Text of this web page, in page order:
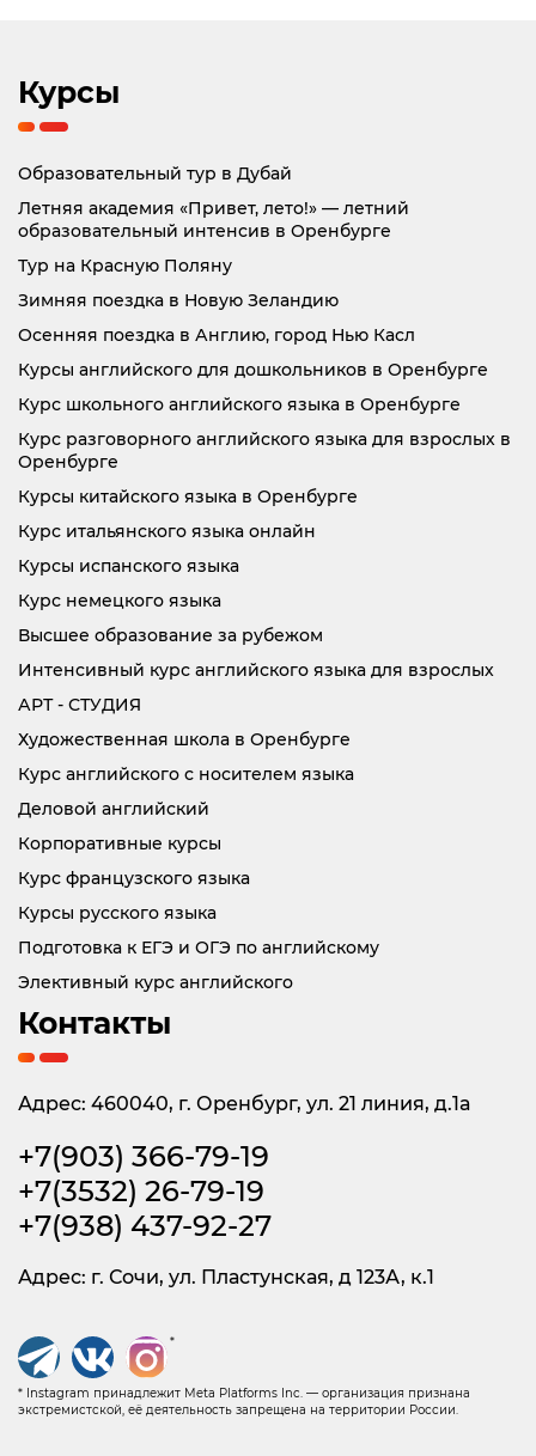
Курсы
Образовательный тур в Дубай
Летняя академия «Привет, лето!» — летний
образовательный интенсив в Оренбурге
Тур на Красную Поляну
Зимняя поездка в Новую Зеландию
Осенняя поездка в Англию, город Нью Касл
Курсы английского для дошкольников в Оренбурге
Курс школьного английского языка в Оренбурге
Курс разговорного английского языка для взрослых в
Оренбурге
Курсы китайского языка в Оренбурге
Курс итальянского языка онлайн
Курсы испанского языка
Курс немецкого языка
Высшее образование за рубежом
Интенсивный курс английского языка для взрослых
АРТ - СТУДИЯ
Художественная школа в Оренбурге
Курс английского с носителем языка
Деловой английский
Корпоративные курсы
Курс французского языка
Курсы русского языка
Подготовка к ЕГЭ и ОГЭ по английскому
Элективный курс английского
Контакты
Адрес: 460040, г. Оренбург, ул. 21 линия, д.1а
+7(903) 366-79-19
+7(3532) 26-79-19
+7(938) 437-92-27
Адрес: г. Сочи, ул. Пластунская, д 123А, к.1
*
* Instagram принадлежит Meta Platforms Inc. — организация признана
экстремистской, её деятельность запрещена на территории России.